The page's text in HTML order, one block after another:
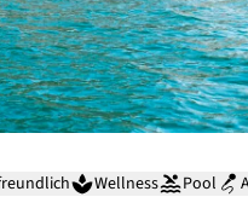
Wellness Pool